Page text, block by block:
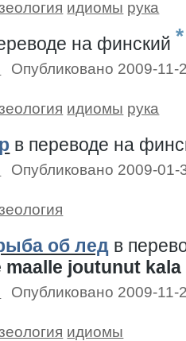
идиомы рука
на финский *
Опубликовано 2009-11-
идиомы рука
в переводе на
Опубликовано 2009-01-
об лед в
maalle joutunut kala
Опубликовано 2009-11-
идиомы